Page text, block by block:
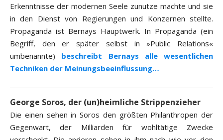
Erkenntnisse der modernen Seele zunutze machte und sie
in den Dienst von Regierungen und Konzernen stellte.
Propaganda ist Bernays Hauptwerk. In Propaganda (ein
Begriff, den er später selbst in »Public Relations«
umbenannte) beschreibt Bernays alle wesentlichen
Techniken der Meinungsbeeinflussung…
George Soros, der (un)heimliche Strippenzieher
Die einen sehen in Soros den größten Philanthropen der
Gegenwart, der Milliarden für wohltätige Zwecke